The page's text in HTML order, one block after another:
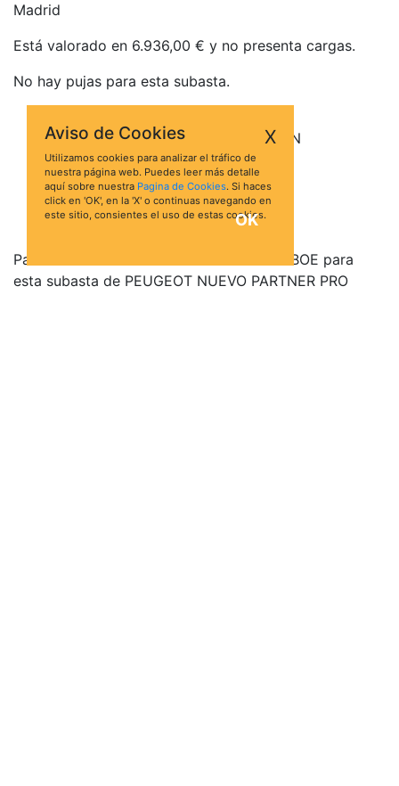
Aviso de Cookies X
Utilizamos cookies para analizar el tráfico de
nuestra página web. Puedes leer más detalle
aquí sobre nuestra Pagina de Cookies. Si haces
click en 'OK', en la 'X' o continuas navegando en
este sitio, consientes el uso de estas cookies.
OK
Madrid
Está valorado en 6.936,00 € y no presenta cargas.
No hay pujas para esta subasta.
Modelo: NUEVO PARTNER PRO STAN
Matrícula: 2265LCS
Bastidor: VR3EFBHWBKN522090
Fecha de matriculación: 26-11-2019
Fecha de adquisición: 24-04-2024
Para acceder a la información oficial del BOE para
esta subasta de PEUGEOT NUEVO PARTNER PRO